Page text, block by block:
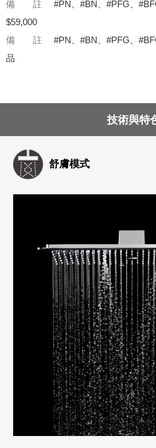
備 註
#PN、#BN、#PFG、
$59,000
備 註
#PN、#BN、#PFG、
品
技術與特
舒膚模式